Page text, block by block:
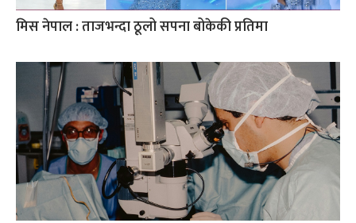
मिस नेपाल : ताजभन्दा ठूलो सपना बोकेकी प्रतिमा